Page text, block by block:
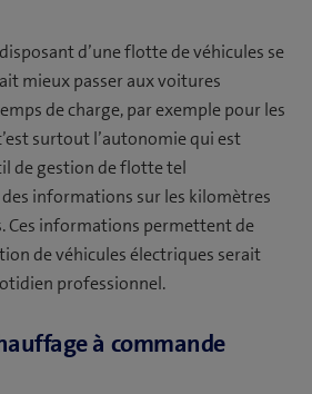
d’une flotte de véhicules se
mieux passer aux voitures
de charge, par exemple pour les
surtout l’autonomie qui est
de gestion de flotte tel
informations sur les kilomètres
Ces informations permettent de
de véhicules électriques serait
professionnel.
à commande